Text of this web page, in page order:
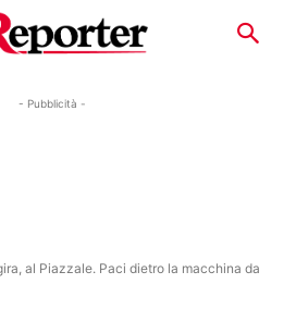
- Pubblicità -
al Piazzale. Paci dietro la macchina da